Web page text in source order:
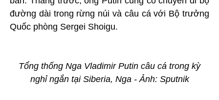
đường dài trong rừng núi và câu cá với Bộ trưởng
Quốc phòng Sergei Shoigu.
Tổng thống Nga Vladimir Putin câu cá trong kỳ
nghỉ ngắn tại Siberia, Nga - Ảnh: Sputnik